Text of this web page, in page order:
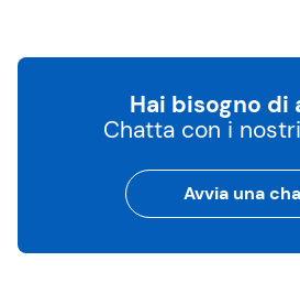
Hai bisogno di
Chatta con i
Avvia una